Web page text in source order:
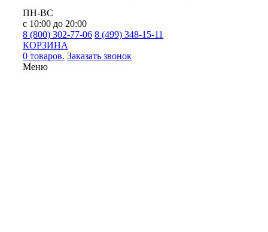
ПН-ВС
с 10:00 до 20:00
8 (800) 302-77-06 8 (499) 348-15-11
КОРЗИНА
0 товаров. Заказать звонок
Меню